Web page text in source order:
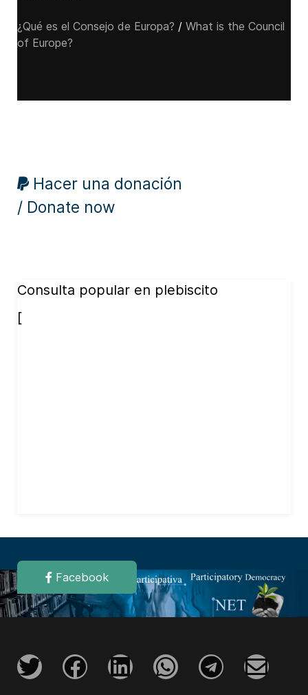
¿Qué es el Consejo de Europa? / What is the Council
of Europe?
Hacer una donación
/ Donate now
Consulta popular en plebiscito
[
Facebook